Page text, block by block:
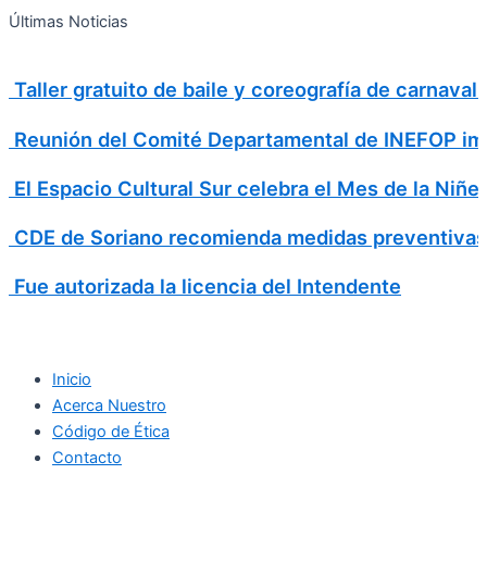
Ir
Últimas Noticias
Taller gratuito de baile y coreografía de carnaval
Reunión del Comité Departamental de INEFOP
El Espacio Cultural Sur celebra el Mes de la
CDE de Soriano recomienda medidas
Fue autorizada la licencia del Intendente
Inicio
Acerca Nuestro
Código de Ética
Contacto
Search